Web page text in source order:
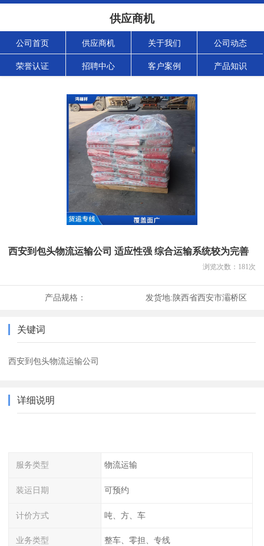
供应商机
公司首页 供应商机 关于我们 公司动态
荣誉认证 招聘中心 客户案例 产品知识
西安到包头物流运输公司 适应性强 综合运输系统较为完善
浏览次数： 181次
产品规格： 发货地:陕西省西安市灞桥区
关键词
西安到包头物流运输公司
详细说明
服务类型 物流运输
装运日期 可预约
计价方式 吨、方、车
业务类型 整车、零担、专线